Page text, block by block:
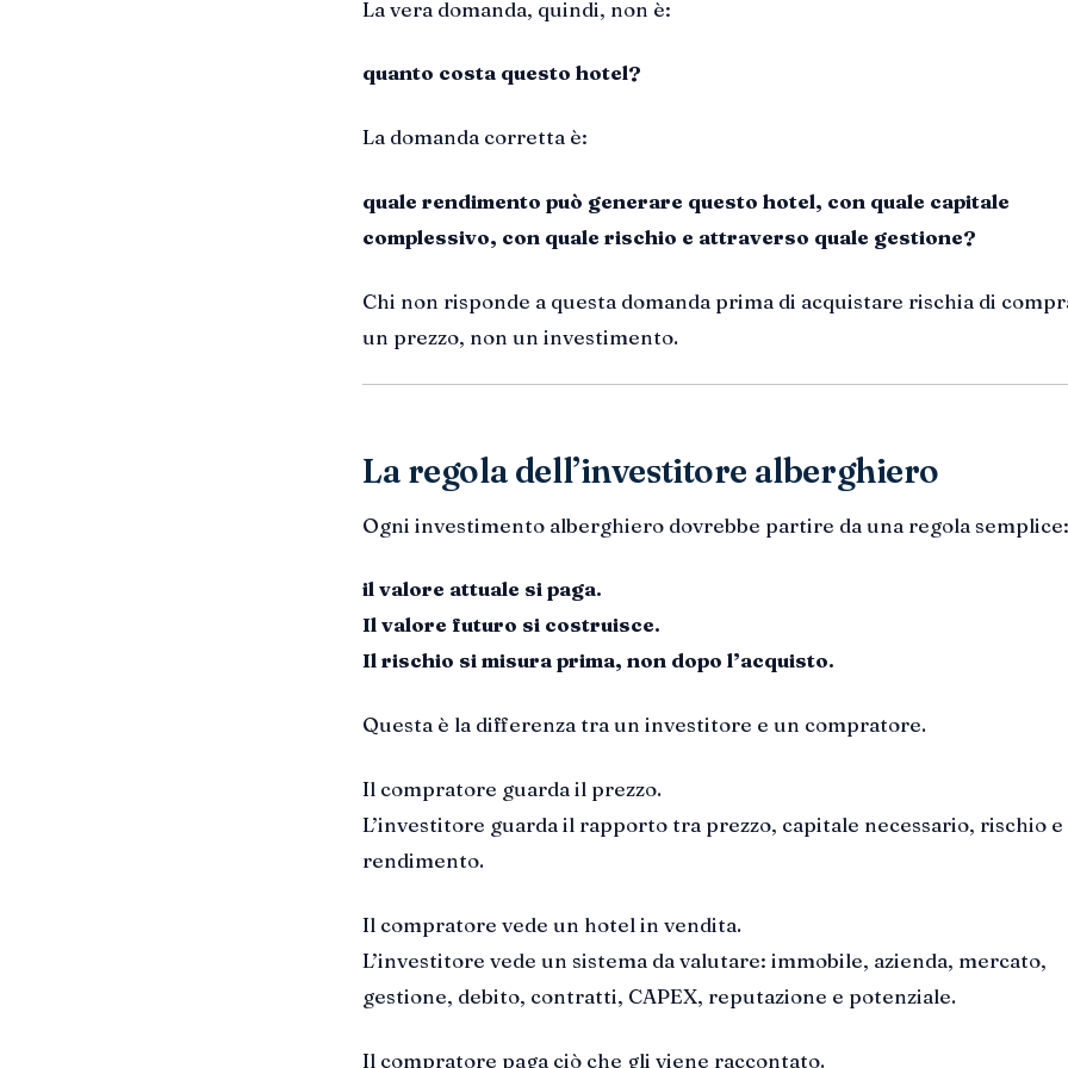
La vera domanda, quindi, non è:
quanto costa questo hotel?
La domanda corretta è:
quale rendimento può generare questo hotel, con quale capitale
complessivo, con quale rischio e attraverso quale gestione?
Chi non risponde a questa domanda prima di acquistare rischia di
un prezzo, non un investimento.
La regola dell’investitore alberghiero
Ogni investimento alberghiero dovrebbe partire da una regola semplice:
il valore attuale si paga.
Il valore futuro si costruisce.
Il rischio si misura prima, non dopo l’acquisto.
Questa è la differenza tra un investitore e un compratore.
Il compratore guarda il prezzo.
L’investitore guarda il rapporto tra prezzo, capitale necessario, rischio e
rendimento.
Il compratore vede un hotel in vendita.
L’investitore vede un sistema da valutare: immobile, azienda, mercato,
gestione, debito, contratti, CAPEX, reputazione e potenziale.
Il compratore paga ciò che gli viene raccontato.